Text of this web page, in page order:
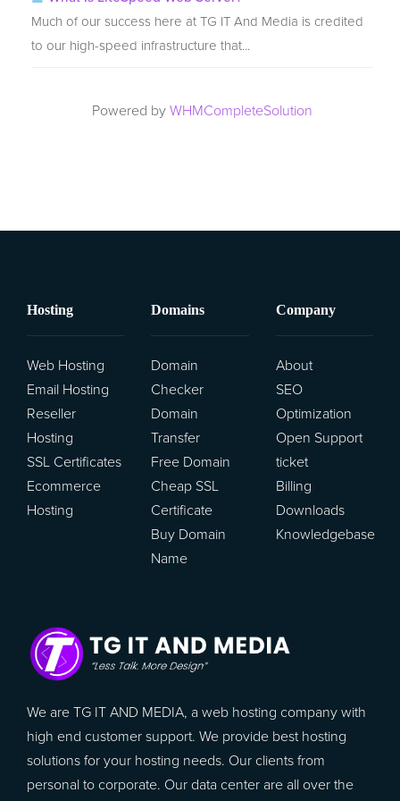
Перенести домен к нам
Much of our success here at TG IT And Media is credited
to our high-speed infrastructure that...
Powered by WHMCompleteSolution
Hosting
Web Hosting
Email Hosting
Reseller
Hosting
SSL Certificates
Ecommerce
Hosting
Domains
Domain
Checker
Domain
Transfer
Free Domain
Cheap SSL
Certificate
Buy Domain
Name
Company
About
SEO
Optimization
Open Support
ticket
Billing
Downloads
Knowledgebase
We are TG IT AND MEDIA, a web hosting company with
high end customer support. We provide best hosting
solutions for your hosting needs. Our clients from
personal to corporate. Our data center are all over the